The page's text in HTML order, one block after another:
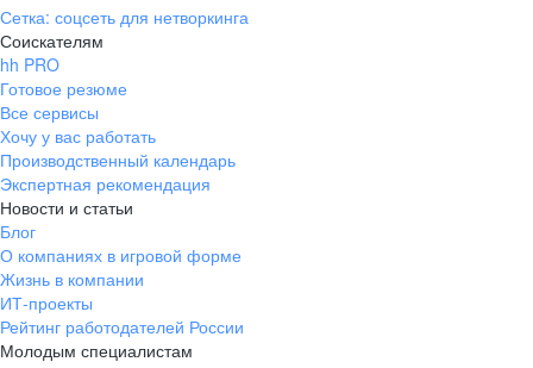
Сетка: соцсеть для нетворкинга
Соискателям
hh PRO
Готовое резюме
Все сервисы
Хочу у вас работать
Производственный календарь
Экспертная рекомендация
Новости и статьи
Блог
О компаниях в игровой форме
Жизнь в компании
ИТ-проекты
Рейтинг работодателей России
Молодым специалистам